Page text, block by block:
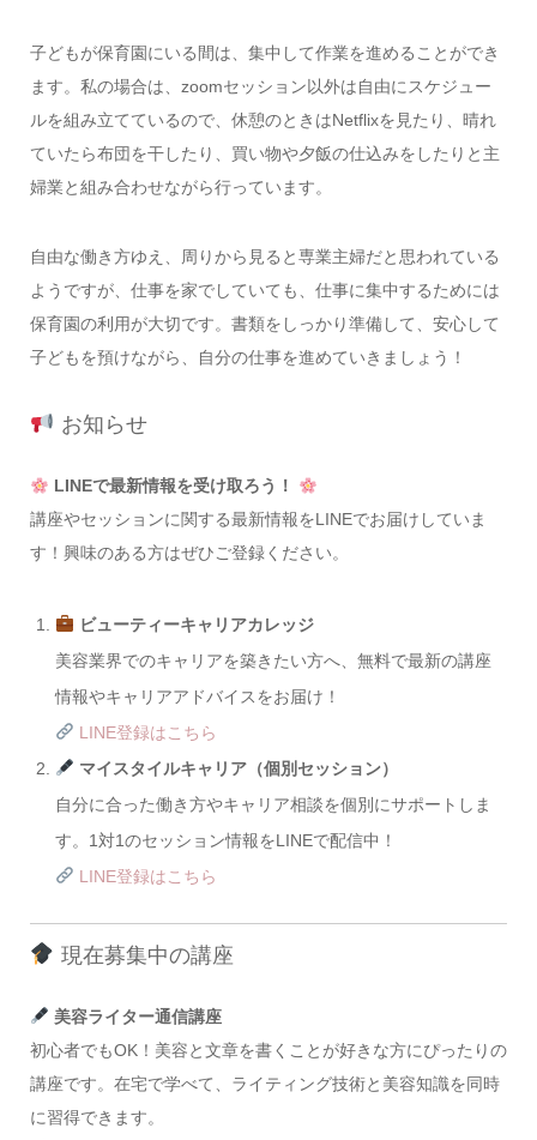
子どもが保育園にいる間は、集中して作業を進めることができ
ます。私の場合は、zoomセッション以外は自由にスケジュー
ルを組み立てているので、休憩のときはNetflixを見たり、晴れ
ていたら布団を干したり、買い物や夕飯の仕込みをしたりと主
婦業と組み合わせながら行っています。
自由な働き方ゆえ、周りから見ると専業主婦だと思われている
ようですが、仕事を家でしていても、仕事に集中するためには
保育園の利用が大切です。書類をしっかり準備して、安心して
子どもを預けながら、自分の仕事を進めていきましょう！
お知らせ
LINEで最新情報を受け取ろう！
講座やセッションに関する最新情報をLINEでお届けしていま
す！興味のある方はぜひご登録ください。
ビューティーキャリアカレッジ
美容業界でのキャリアを築きたい方へ、無料で最新の講座
情報やキャリアアドバイスをお届け！
LINE登録はこちら
マイスタイルキャリア（個別セッション）
自分に合った働き方やキャリア相談を個別にサポートしま
す。1対1のセッション情報をLINEで配信中！
LINE登録はこちら
現在募集中の講座
美容ライター通信講座
初心者でもOK！美容と文章を書くことが好きな方にぴったりの
講座です。在宅で学べて、ライティング技術と美容知識を同時
に習得できます。